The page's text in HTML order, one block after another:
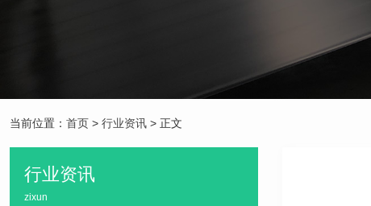
当前位置： 首页 > 行业资讯 > 正文
行业资讯
zixun